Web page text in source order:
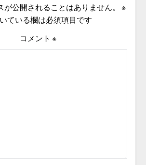
が公開されることはありません。
※
ている欄は必須項目です
コメント ※